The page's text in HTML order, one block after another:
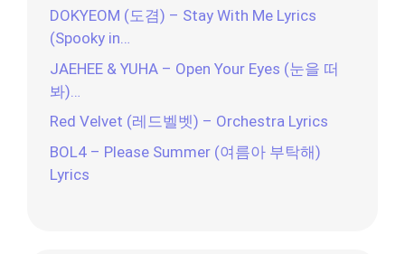
DOKYEOM (도겸) – Stay With Me Lyrics
(Spooky in…
JAEHEE & YUHA – Open Your Eyes (눈을 떠
봐)…
Red Velvet (레드벨벳) – Orchestra Lyrics
BOL4 – Please Summer (여름아 부탁해)
Lyrics